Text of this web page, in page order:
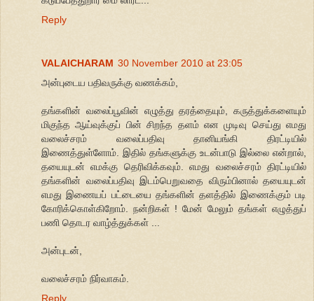
Reply
VALAICHARAM 30 November 2010 at 23:05
அன்புடைய பதிவருக்கு வணக்கம்,
தங்களின் வலைப்பூவின் எழுத்து தரத்தையும், கருத்துக்களையும்
மிகுந்த ஆய்வுக்குப் பின் சிறந்த தளம் என முடிவு செய்து எமது
வலைச்சரம் வலைப்பதிவு தானியங்கி திரட்டியில்
இணைத்துள்ளோம். இதில் தங்களுக்கு உடன்பாடு இல்லை என்றால்,
தயையுடன் எமக்கு தெரிவிக்கவும். எமது வலைச்சரம் திரட்டியில்
தங்களின் வலைப்பதிவு இடம்பெறுவதை விரும்பினால் தயையுடன்
எமது இணையப் பட்டையை தங்களின் தளத்தில் இணைக்கும் படி
கோரிக்கொள்கிறோம். நன்றிகள் ! மேன் மேலும் தங்கள் எழுத்துப்
பணி தொடர வாழ்த்துக்கள் ...
அன்புடன்,
வலைச்சரம் நிர்வாகம்.
Reply